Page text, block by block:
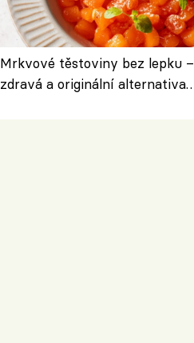
Mrkvové těstoviny bez lepku –
zdravá a originální alternativa